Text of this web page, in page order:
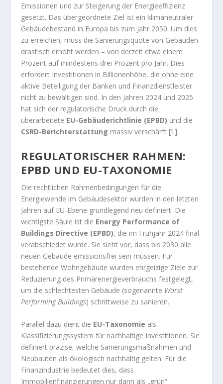
Emissionen und zur Steigerung der Energieeffizienz
gesetzt. Das übergeordnete Ziel ist ein klimaneutraler
Gebäudebestand in Europa bis zum Jahr 2050. Um dies
zu erreichen, muss die Sanierungsquote von Gebäuden
drastisch erhöht werden – von derzeit etwa einem
Prozent auf mindestens drei Prozent pro Jahr. Dies
erfordert Investitionen in Billionenhöhe, die ohne eine
aktive Beteiligung der Banken und Finanzdienstleister
nicht zu bewältigen sind. In den Jahren 2024 und 2025
hat sich der regulatorische Druck durch die
überarbeitete EU-Gebäuderichtlinie (EPBD) und die
CSRD-Berichterstattung massiv verschärft [1].
REGULATORISCHER RAHMEN:
EPBD UND EU-TAXONOMIE
Die rechtlichen Rahmenbedingungen für die
Energiewende im Gebäudesektor wurden in den letzten
Jahren auf EU-Ebene grundlegend neu definiert. Die
wichtigste Säule ist die Energy Performance of
Buildings Directive (EPBD), die im Frühjahr 2024 final
verabschiedet wurde. Sie sieht vor, dass bis 2030 alle
neuen Gebäude emissionsfrei sein müssen. Für
bestehende Wohngebäude wurden ehrgeizige Ziele zur
Reduzierung des Primärenergieverbrauchs festgelegt,
um die schlechtesten Gebäude (sogenannte Worst
Performing Buildings) schrittweise zu sanieren.
Parallel dazu dient die EU-Taxonomie als
Klassifizierungssystem für nachhaltige Investitionen. Sie
definiert präzise, welche Sanierungsmaßnahmen und
Neubauten als ökologisch nachhaltig gelten. Für die
Finanzindustrie bedeutet dies, dass
Immobilienfinanzierungen nur dann als „grün“